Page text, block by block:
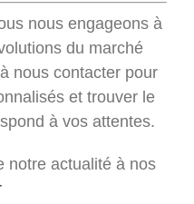
nous engageons à
du marché
nous contacter pour
et trouver le
à vos attentes.
notre actualité à nos